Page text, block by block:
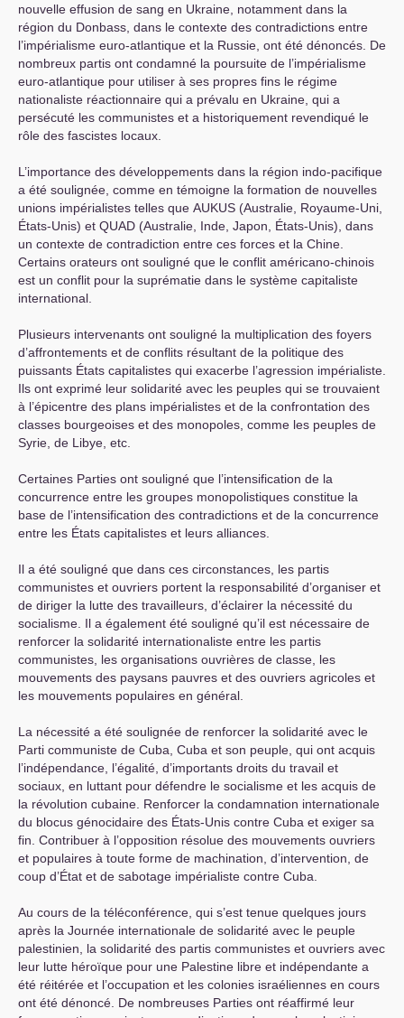
nouvelle effusion de sang en Ukraine, notamment dans la
région du Donbass, dans le contexte des contradictions entre
l’impérialisme euro-atlantique et la Russie, ont été dénoncés. De
nombreux partis ont condamné la poursuite de l’impérialisme
euro-atlantique pour utiliser à ses propres fins le régime
nationaliste réactionnaire qui a prévalu en Ukraine, qui a
persécuté les communistes et a historiquement revendiqué le
rôle des fascistes locaux.
L’importance des développements dans la région indo-pacifique
a été soulignée, comme en témoigne la formation de nouvelles
unions impérialistes telles que AUKUS (Australie, Royaume-Uni,
États-Unis) et QUAD (Australie, Inde, Japon, États-Unis), dans
un contexte de contradiction entre ces forces et la Chine.
Certains orateurs ont souligné que le conflit américano-chinois
est un conflit pour la suprématie dans le système capitaliste
international.
Plusieurs intervenants ont souligné la multiplication des foyers
d’affrontements et de conflits résultant de la politique des
puissants États capitalistes qui exacerbe l’agression impérialiste.
Ils ont exprimé leur solidarité avec les peuples qui se trouvaient
à l’épicentre des plans impérialistes et de la confrontation des
classes bourgeoises et des monopoles, comme les peuples de
Syrie, de Libye, etc.
Certaines Parties ont souligné que l’intensification de la
concurrence entre les groupes monopolistiques constitue la
base de l’intensification des contradictions et de la concurrence
entre les États capitalistes et leurs alliances.
Il a été souligné que dans ces circonstances, les partis
communistes et ouvriers portent la responsabilité d’organiser et
de diriger la lutte des travailleurs, d’éclairer la nécessité du
socialisme. Il a également été souligné qu’il est nécessaire de
renforcer la solidarité internationaliste entre les partis
communistes, les organisations ouvrières de classe, les
mouvements des paysans pauvres et des ouvriers agricoles et
les mouvements populaires en général.
La nécessité a été soulignée de renforcer la solidarité avec le
Parti communiste de Cuba, Cuba et son peuple, qui ont acquis
l’indépendance, l’égalité, d’importants droits du travail et
sociaux, en luttant pour défendre le socialisme et les acquis de
la révolution cubaine. Renforcer la condamnation internationale
du blocus génocidaire des États-Unis contre Cuba et exiger sa
fin. Contribuer à l’opposition résolue des mouvements ouvriers
et populaires à toute forme de machination, d’intervention, de
coup d’État et de sabotage impérialiste contre Cuba.
Au cours de la téléconférence, qui s’est tenue quelques jours
après la Journée internationale de solidarité avec le peuple
palestinien, la solidarité des partis communistes et ouvriers avec
leur lutte héroïque pour une Palestine libre et indépendante a
été réitérée et l’occupation et les colonies israéliennes en cours
ont été dénoncé. De nombreuses Parties ont réaffirmé leur